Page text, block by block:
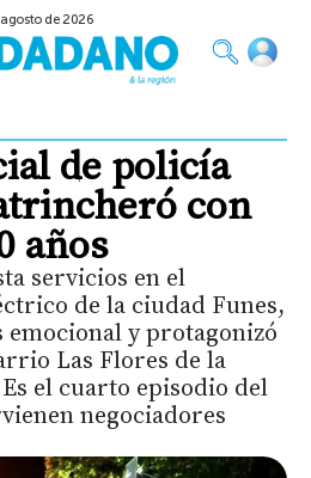
de 2026
de policía
con
años
servicios en el
de la ciudad Funes,
emocional y protagonizó
Las Flores de la
el cuarto episodio del
negociadores